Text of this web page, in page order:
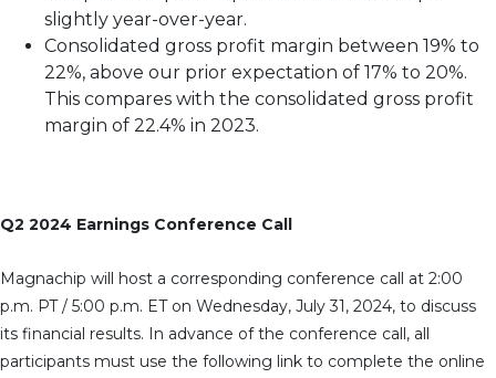
slightly year-over-year.
Consolidated gross profit margin between 19% to
22%, above our prior expectation of 17% to 20%.
This compares with the consolidated gross profit
margin of 22.4% in 2023.
Q2 2024 Earnings Conference Call
Magnachip will host a corresponding conference call at 2:00
p.m. PT / 5:00 p.m. ET on Wednesday, July 31, 2024, to discuss
its financial results. In advance of the conference call, all
participants must use the following link to complete the online